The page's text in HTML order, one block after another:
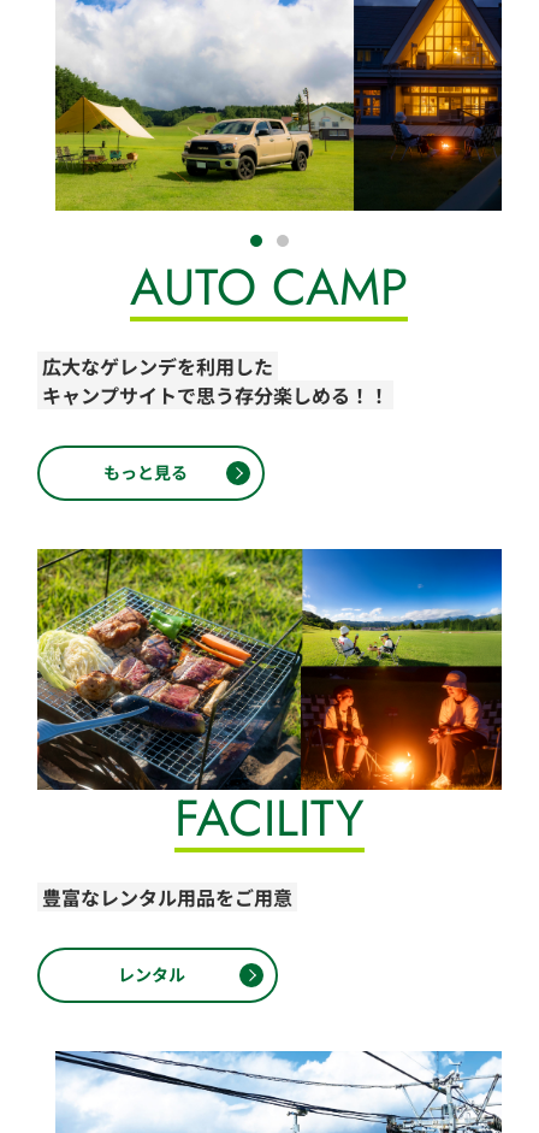
AUTO CAMP
広大なゲレンデを利用した
キャンプサイトで思う存分楽しめる！！
もっと見る
FACILITY
豊富なレンタル用品をご用意
レンタル